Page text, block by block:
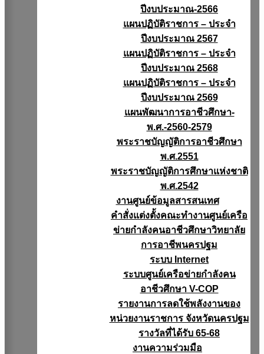
ปีงบประมาณ-2566
แผนปฏิบัติราชการ – ประจำ
ปีงบประมาณ 2567
แผนปฏิบัติราชการ – ประจำ
ปีงบประมาณ 2568
แผนปฏิบัติราชการ – ประจำ
ปีงบประมาณ 2569
แผนพัฒนาการอาชีวศึกษา-
พ.ศ.-2560-2579
พระราชบัญญัติการอาชีวศึกษา
พ.ศ.2551
พระราชบัญญัติการศึกษาแห่งชาติ
พ.ศ.2542
งานศูนย์ข้อมูลสารสนเทศ
คำสั่งแต่งตั้งคณะทำงานศูนย์เครือ
ข่ายกำลังคนอาชีวศึกษาวิทยาลัย
การอาชีพนครปฐม
ระบบ Internet
ระบบศูนย์เครือข่ายกำลังคน
อาชีวศึกษา V-COP
รายงานการลดใช้พลังงานของ
หน่วยงานราชการ จังหวัดนครปฐม
รางวัลที่ได้รับ 65-68
งานความร่วมมือ